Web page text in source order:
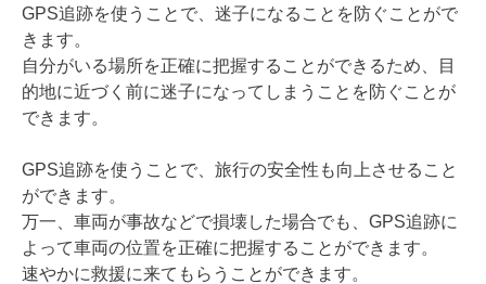
GPS追跡を使うことで、迷子になることを防ぐことがで
きます。
自分がいる場所を正確に把握することができるため、目
的地に近づく前に迷子になってしまうことを防ぐことが
できます。
GPS追跡を使うことで、旅行の安全性も向上させること
ができます。
万一、車両が事故などで損壊した場合でも、GPS追跡に
よって車両の位置を正確に把握することができます。
速やかに救援に来てもらうことができます。